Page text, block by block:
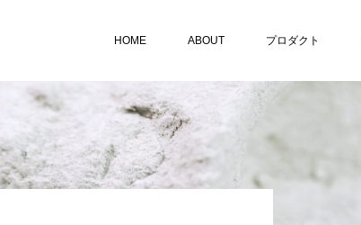
HOME ABOUT プロダクト